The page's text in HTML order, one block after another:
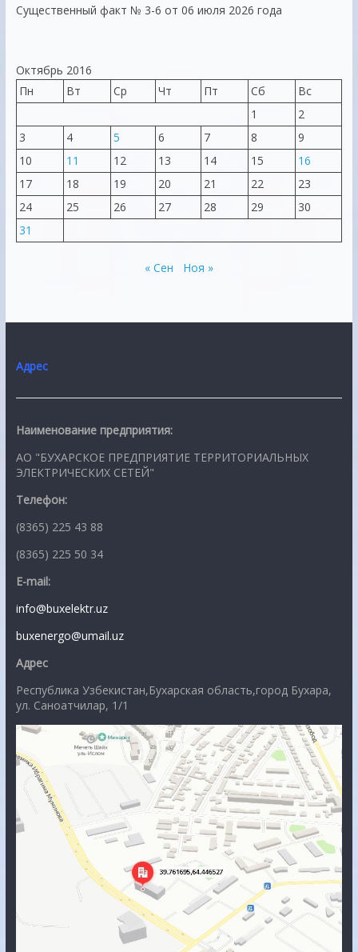
Существенный факт № 3-6 от 06 июля 2026 года
Октябрь 2016
Пн
Вт Ср Чт Пт Сб
Вс
1
2
3
4 5 6 7 8
9
10
11 12 13 14 15
16
17
18 19 20 21 22
23
24
25 26 27 28 29
30
31
« Сен Ноя »
Адрес
Наименование предприятия:
АО "БУХАРСКОЕ ПРЕДПРИЯТИЕ ТЕРРИТОРИАЛЬНЫХ
ЭЛЕКТРИЧЕСКИХ СЕТЕЙ"
Телефон:
(8365) 225 43 88
(8365) 225 50 34
E-mail:
info@buxelektr.uz
buxenergo@umail.uz
Адрес
Республика Узбекистан,Бухарская область,город Бухара,
ул. Саноатчилар, 1/1